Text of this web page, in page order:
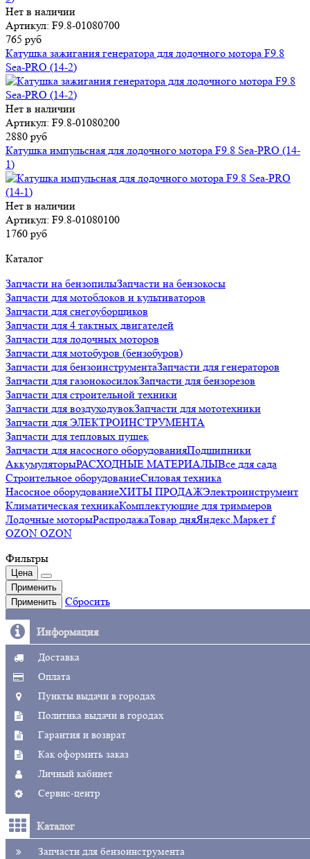
Нет в наличии
Артикул: F9.8-01080700
765 руб
Катушка зажигания генератора для лодочного мотора F9.8
Sea-PRO (14-2)
Нет в наличии
Артикул: F9.8-01080200
2880 руб
Катушка импульсная для лодочного мотора F9.8 Sea-PRO (14-
1)
Нет в наличии
Артикул: F9.8-01080100
1760 руб
Каталог
Запчасти на бензопилыЗапчасти на бензокосы
Запчасти для мотоблоков и культиваторов
Запчасти для снегоуборщиков
Запчасти для 4 тактных двигателей
Запчасти для лодочных моторов
Запчасти для мотобуров (бензобуров)
Запчасти для бензоинструментаЗапчасти для генераторов
Запчасти для газонокосилокЗапчасти для бензорезов
Запчасти для строительной техники
Запчасти для воздуходувокЗапчасти для мототехники
Запчасти для ЭЛЕКТРОИНСТРУМЕНТА
Запчасти для тепловых пушек
Запчасти для насосного оборудованияПодшипники
АккумуляторыРАСХОДНЫЕ МАТЕРИАЛЫВсе для сада
Строительное оборудованиеСиловая техника
Насосное оборудованиеХИТЫ ПРОДАЖЭлектроинструмент
Климатическая техникаКомплектующие для триммеров
Лодочные моторыРаспродажаТовар дняЯндекс.Маркет f
OZON OZON
Фильтры
Цена
Применить
Применить
Сбросить
Информация
Доставка
Оплата
Пункты выдачи в городах
Политика выдачи в городах
Гарантия и возврат
Как оформить заказ
Личный кабинет
Сервис-центр
Каталог
Запчасти для бензоинструмента